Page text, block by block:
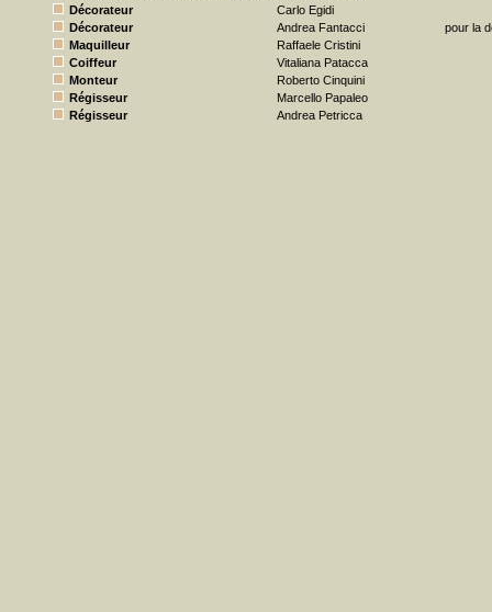
Décorateur
Carlo Egidi
Décorateur
Andrea Fantacci
pour la
Maquilleur
Raffaele Cristini
Coiffeur
Vitaliana Patacca
Monteur
Roberto Cinquini
Régisseur
Marcello Papaleo
Régisseur
Andrea Petricca